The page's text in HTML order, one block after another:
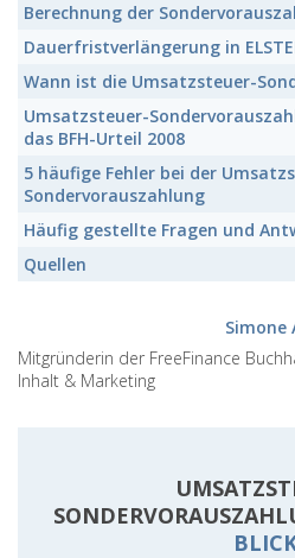
Berechnung der
Dauerfristverlängerung in
Wann ist die Umsatzsteuer-
Umsatzsteuer-
das BFH-Urteil 2008
5 häufige Fehler bei der
Sondervorauszahlung
Häufig gestellte Fragen und
Quellen
Simone
Mitgründerin der FreeFinance
Inhalt & Marketing